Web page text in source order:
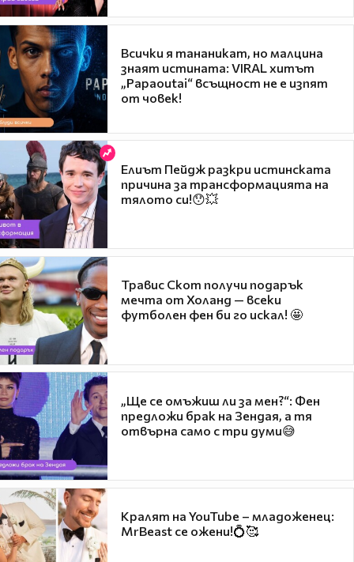
Всички я тананикат, но малцина
знаят истината: VIRAL хитът
„Papaoutai“ всъщност не е изпят
от човек!
Елиът Пейдж разкри истинската
причина за трансформацията на
тялото си!😯💥
Травис Скот получи подарък
мечта от Холанд — всеки
футболен фен би го искал! 🤩
„Ще се омъжиш ли за мен?“: Фен
предложи брак на Зендая, а тя
отвърна само с три думи😅
Кралят на YouTube – младоженец:
MrBeast се ожени!💍🥰